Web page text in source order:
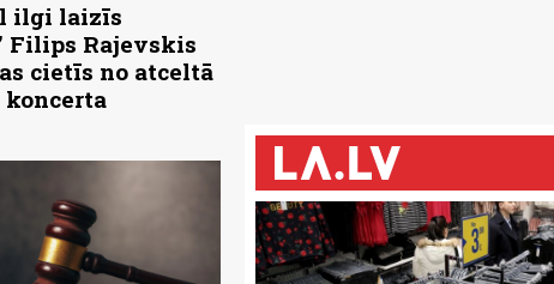
ilgi laizīs
Filips Rajevskis
cietīs no atceltā